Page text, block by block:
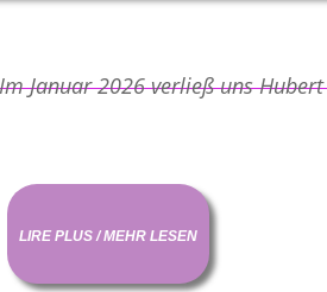
Januar 2026 verließ uns
LIRE PLUS / MEHR LESEN